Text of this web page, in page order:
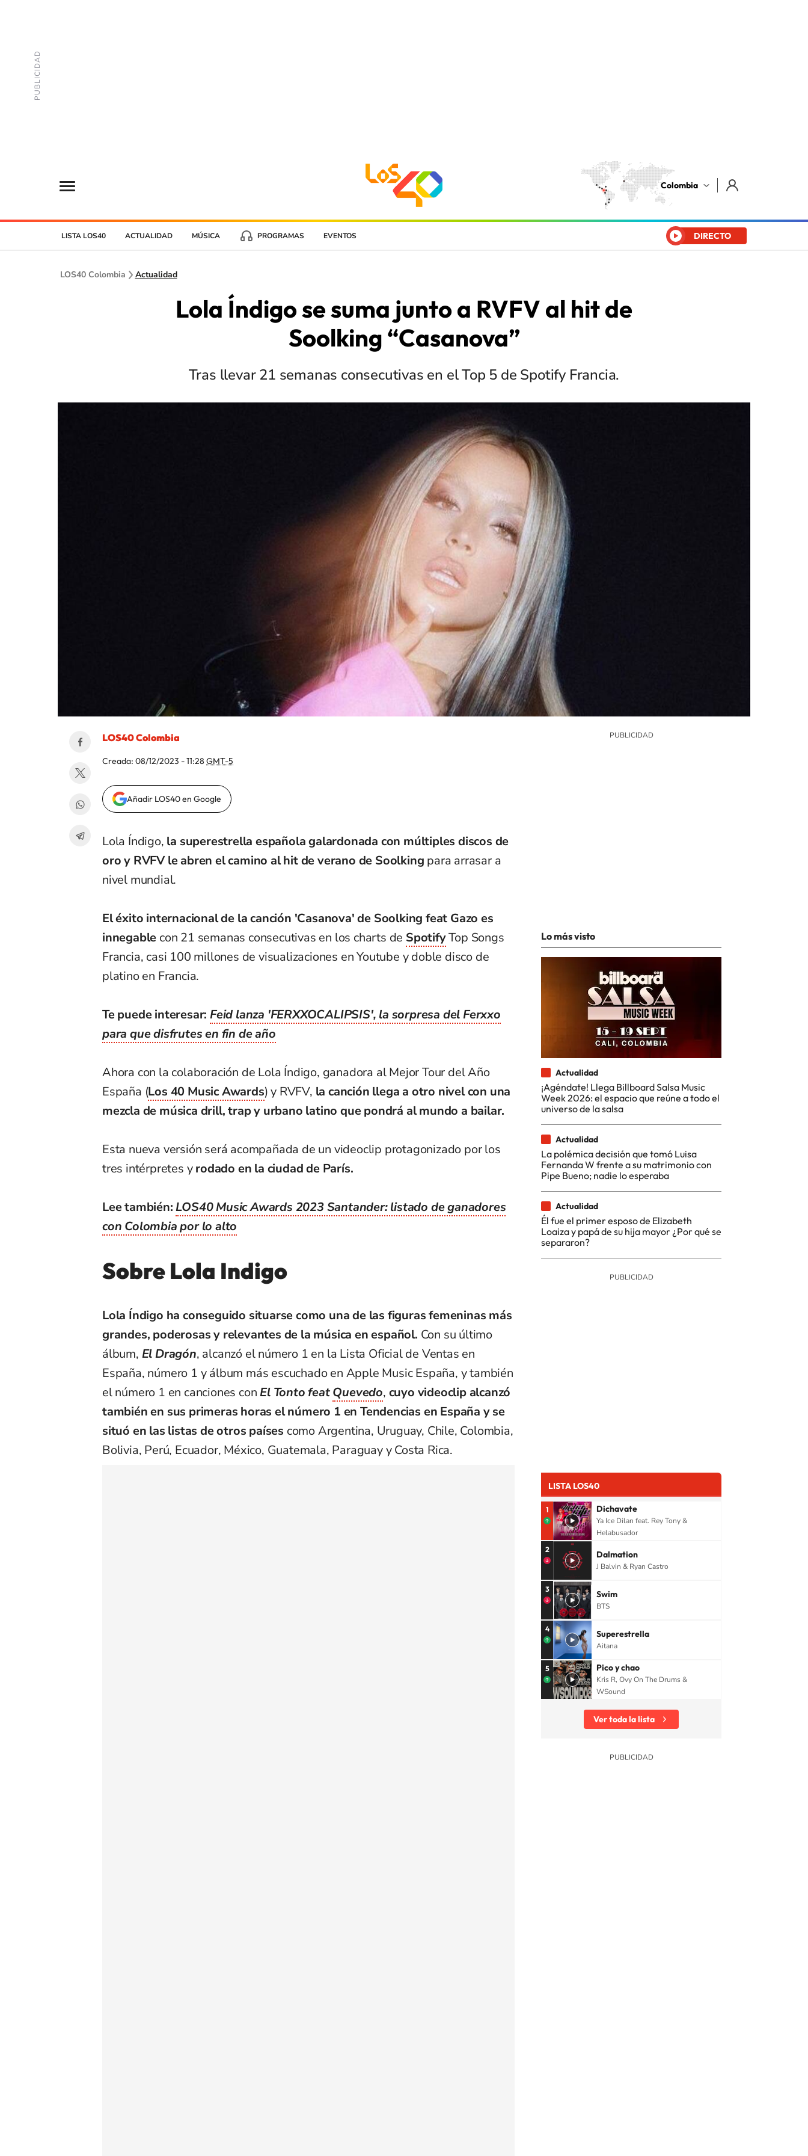
Colombia
LISTA LOS40 ACTUALIDAD MÚSICA PROGRAMAS EVENTOS DIRECTO
LOS40 Colombia Actualidad
Lola Índigo se suma junto a RVFV al hit de
Soolking “Casanova”
Tras llevar 21 semanas consecutivas en el Top 5 de Spotify Francia.
LOS40 Colombia
Creada: 08/12/2023 - 11:28 GMT-5
Añadir LOS40 en Google
Lola Índigo, la superestrella española galardonada con múltiples discos de
oro y RVFV le abren el camino al hit de verano de Soolking para arrasar a
nivel mundial.
El éxito internacional de la canción 'Casanova' de Soolking feat Gazo es
innegable con 21 semanas consecutivas en los charts de SpotifyTop Songs
Francia, casi 100 millones de visualizaciones en Youtube y doble disco de
platino en Francia.
Te puede interesar: Feid lanza 'FERXXOCALIPSIS', la sorpresa del Ferxxo
para que disfrutes en fin de año
Ahora con la colaboración de Lola Índigo, ganadora al Mejor Tour del Año
España (Los 40 Music Awards) y RVFV, la canción llega a otro nivel con una
mezcla de música drill, trap y urbano latino que pondrá al mundo a bailar.
Esta nueva versión será acompañada de un videoclip protagonizado por los
tres intérpretes yrodado en la ciudad de París.
Lee también:LOS40 Music Awards 2023 Santander: listado de ganadores
con Colombia por lo alto
Sobre Lola Indigo
Lola Índigo ha conseguido situarse como una de las figuras femeninas más
grandes, poderosas y relevantes de la música en español. Con su último
álbum, El Dragón, alcanzó el número 1 en la Lista Oficial de Ventas en
España, número 1 y álbum más escuchado en Apple Music España, y también
el número 1 en canciones conEl Tonto featQuevedo, cuyo videoclip alcanzó
también en sus primeras horas el número 1 en Tendencias en España y se
situó en las listas de otros países como Argentina, Uruguay, Chile, Colombia,
Bolivia, Perú, Ecuador, México, Guatemala, Paraguay y Costa Rica.
Lo más visto
Actualidad
¡Agéndate! Llega Billboard Salsa Music
Week 2026: el espacio que reúne a todo el
universo de la salsa
Actualidad
La polémica decisión que tomó Luisa
Fernanda W frente a su matrimonio con
Pipe Bueno; nadie lo esperaba
Actualidad
Él fue el primer esposo de Elizabeth
Loaiza y papá de su hija mayor ¿Por qué se
separaron?
LISTA LOS40
1 Dichavate
Ya Ice Dilan feat. Rey Tony &
Helabusador
2 Dalmation
J Balvin & Ryan Castro
3 Swim
BTS
4 Superestrella
Aitana
5 Pico y chao
Kris R, Ovy On The Drums &
WSound
Ver toda la lista